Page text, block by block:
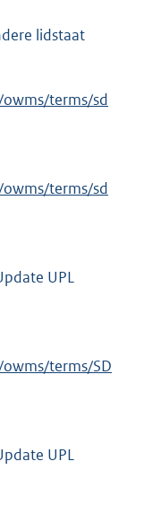
lidstaat
terms/sd
terms/sd
UPL
terms/SD
UPL